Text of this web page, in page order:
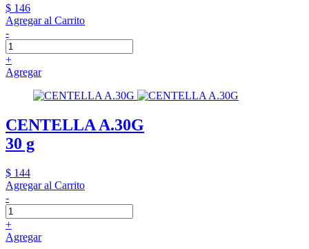
$ 146
Agregar al Carrito
-
+
Agregar
CENTELLA A.30G
30 g
$ 144
Agregar al Carrito
-
+
Agregar